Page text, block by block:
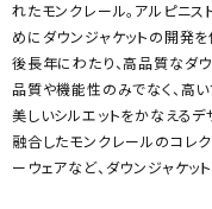
れたモンクレール。アルピニス
めにダウンジャケットの開発
後長年にわたり、高品質なダ
品質や機能性のみでなく、高
美しいシルエットをかなえる
融合したモンクレールのコレ
ーウェアなど、ダウンジャケ